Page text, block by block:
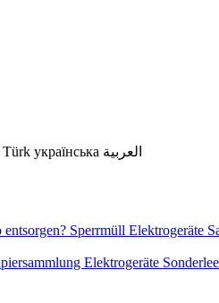
Türk українська العربية
Sperrmüll Elektrogeräte
Elektrogeräte